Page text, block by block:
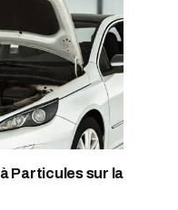
Particules sur la